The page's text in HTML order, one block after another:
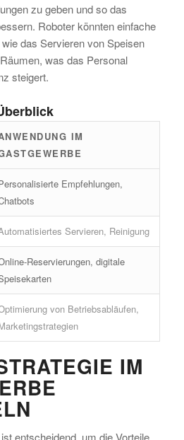
zu geben und so das
Roboter könnten einfache
das Servieren von Speisen
was das Personal
steigert.
IM
Empfehlungen,
Servieren, Reinigung
Reservierungen, digitale
von Betriebsabläufen,
IM
entscheidend, um die Vorteile